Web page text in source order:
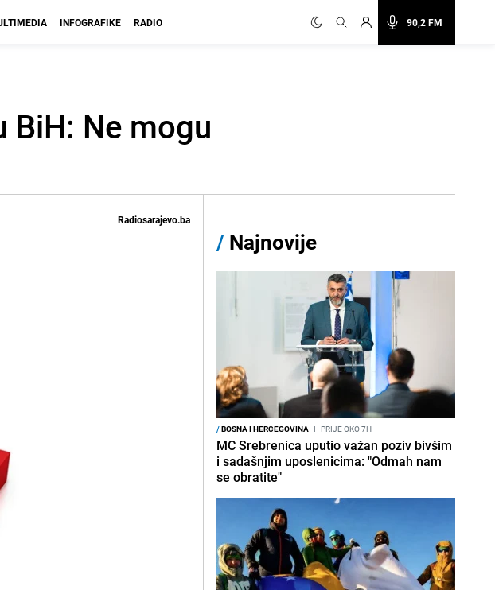
90,2 FM
INFOGRAFIKE RADIO
BiH: Ne mogu
Radiosarajevo.ba
/ Najnovije
/BOSNA I HERCEGOVINA I PRIJE OKO 7H
MC Srebrenica uputio važan poziv bivšim
i sadašnjim uposlenicima: "Odmah nam
se obratite"